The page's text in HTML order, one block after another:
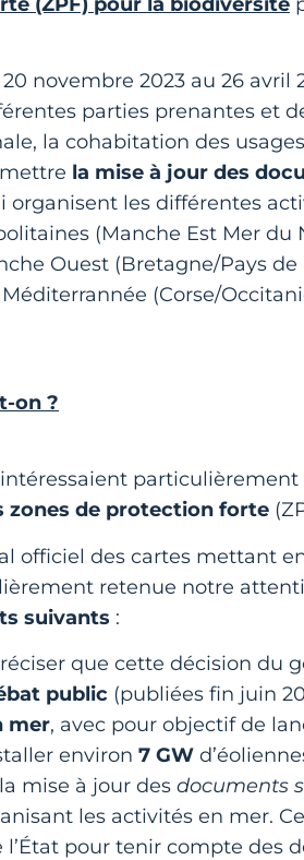
novembre 2023 au 26 avril
parties prenantes et
la cohabitation des
la mise à jour des
organisent les différentes
(Manche Est Mer du
Ouest (Bretagne/Pays de
(Corse/
on ?
particulièrement
zones de protection forte
officiel des cartes mettant
retenue notre
suivants :
que cette décision du
public (publiées fin juin
mer, avec pour objectif de
environ 7 GW
mise à jour des documents
les activités en mer.
pour tenir compte des